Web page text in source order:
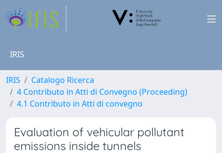
IRIS
IRIS
Catalogo Ricerca
4 Contributo in Atti di Convegno (Proceeding)
4.1 Contributo in Atti di convegno
Evaluation of vehicular pollutant
emissions inside tunnels